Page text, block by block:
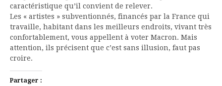
caractéristique qu’il convient de relever.
Les « artistes » subventionnés, financés par la France qui
travaille, habitant dans les meilleurs endroits, vivant très
confortablement, vous appellent à voter Macron. Mais
attention, ils précisent que c’est sans illusion, faut pas
croire.
Partager :